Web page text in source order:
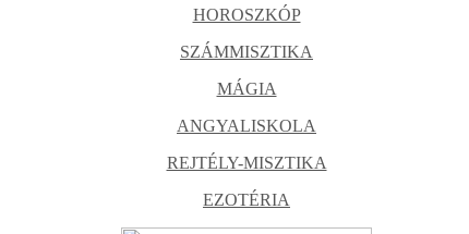
HOROSZKÓP
SZÁMMISZTIKA
MÁGIA
ANGYALISKOLA
REJTÉLY-MISZTIKA
EZOTÉRIA